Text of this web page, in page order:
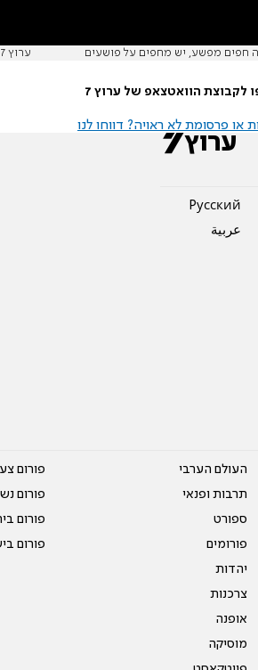
חפים מפשע, יש מחפים על פושעים ערוץ 7
לקבוצת הוואטצאפ של ערוץ 7
או פרסומת לא ראויה? דווחו לנו
Pусский
عربية
העולם הערבי
תרבות ופנאי
ספורט
פורומים
יהדות
צרכנות
אופנה
מוסיקה
פורום
פורום
פורום
פורום